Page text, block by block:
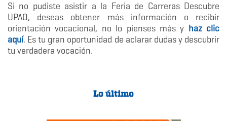
Si no pudiste asistir a la Feria de Carreras Descubre
UPAO, deseas obtener más información o recibir
orientación vocacional, no lo pienses más y haz clic
aquí. Es tu gran oportunidad de aclarar dudas y descubrir
tu verdadera vocación.
Lo último